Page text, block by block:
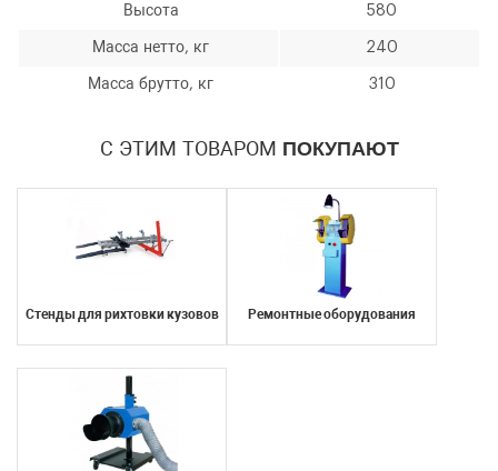
Высота 580
Масса нетто, кг 240
Масса брутто, кг 310
С ЭТИМ ТОВАРОМ ПОКУПАЮТ
Стенды для рихтовки кузовов Ремонтные оборудования
Я согласен с условиямиобработки
Я согласен с условиями
Отправить